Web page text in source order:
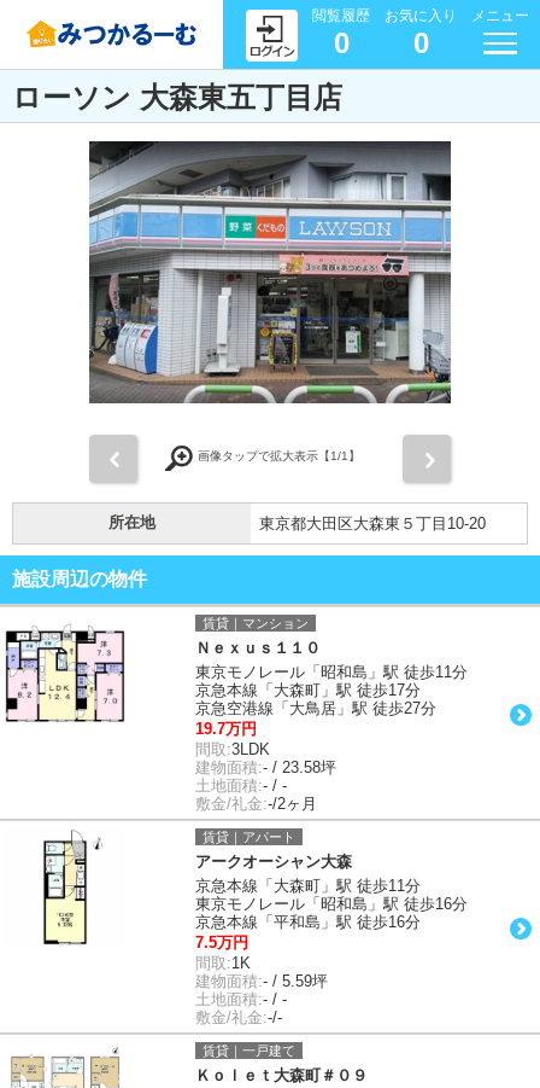
閲覧履歴
0
お気に入り
0
メニュー
ローソン 大森東五丁目店
画像タップで拡大表示【1/1】
所在地 東京都大田区大森東５丁目10-20
施設周辺の物件
賃貸｜マンション
Ｎｅｘｕｓ１１０
東京モノレール「昭和島」駅 徒歩11分
京急本線「大森町」駅 徒歩17分
京急空港線「大鳥居」駅 徒歩27分
19.7万円
間取:3LDK
建物面積:- / 23.58坪
土地面積:- / -
敷金/礼金:-/2ヶ月
賃貸｜アパート
アークオーシャン大森
京急本線「大森町」駅 徒歩11分
東京モノレール「昭和島」駅 徒歩16分
京急本線「平和島」駅 徒歩16分
7.5万円
間取:1K
建物面積:- / 5.59坪
土地面積:- / -
敷金/礼金:-/-
賃貸｜一戸建て
Ｋｏｌｅｔ大森町＃０９